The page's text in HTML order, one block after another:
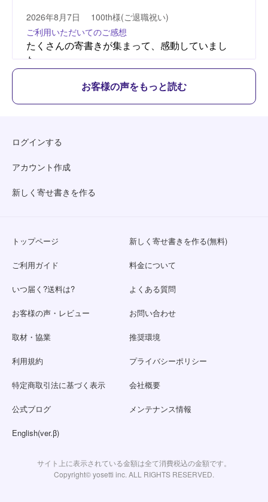
お客様の声をもっと読む
ログインする
アカウント作成
新しく寄せ書きを作る
トップページ 新しく寄せ書きを作る(無料)
ご利用ガイド 料金について
いつ届く?送料は? よくある質問
お客様の声・レビュー お問い合わせ
取材・協業 推奨環境
利用規約 プライバシーポリシー
特定商取引法に基づく表示 会社概要
公式ブログ メンテナンス情報
English(ver.β)
サイト上に表示されている金額は全て消費税込の金額です。
Copyright© yosetti inc. ALL RIGHTS RESERVED.